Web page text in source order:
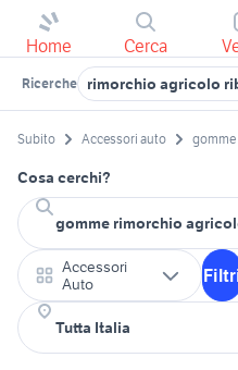
Home Cerca
Ricerche rimorchio agricolo
Subito Accessori auto
Cosa cerchi?
Accessori
Auto